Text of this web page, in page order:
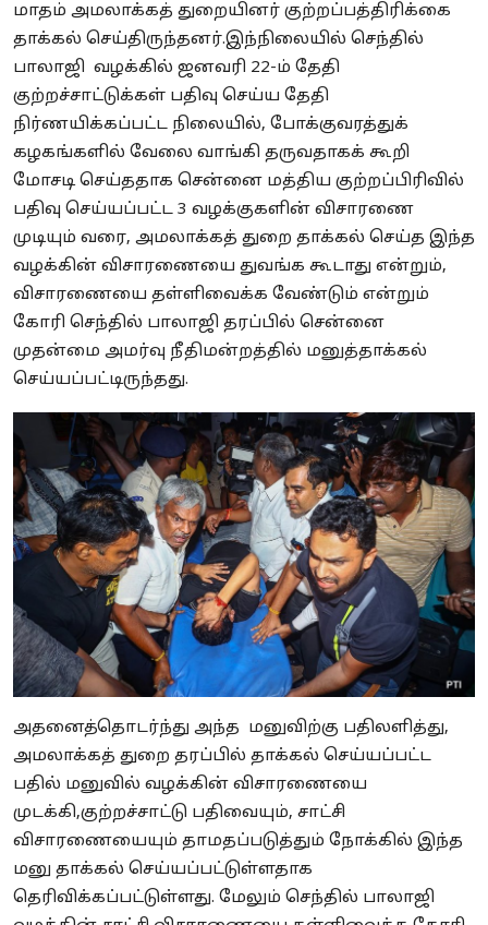
மாதம் அமலாக்கத் துறையினர் குற்றப்பத்திரிக்கை
தாக்கல் செய்திருந்தனர்.இந்நிலையில் செந்தில்
பாலாஜி வழக்கில் ஜனவரி 22-ம் தேதி
குற்றச்சாட்டுக்கள் பதிவு செய்ய தேதி
நிர்ணயிக்கப்பட்ட நிலையில், போக்குவரத்துக்
கழகங்களில் வேலை வாங்கி தருவதாகக் கூறி
மோசடி செய்ததாக சென்னை மத்திய குற்றப்பிரிவில்
பதிவு செய்யப்பட்ட 3 வழக்குகளின் விசாரணை
முடியும் வரை, அமலாக்கத் துறை தாக்கல் செய்த இந்த
வழக்கின் விசாரணையை துவங்க கூடாது என்றும்,
விசாரணையை தள்ளிவைக்க வேண்டும் என்றும்
கோரி செந்தில் பாலாஜி தரப்பில் சென்னை
முதன்மை அமர்வு நீதிமன்றத்தில் மனுத்தாக்கல்
செய்யப்பட்டிருந்தது.
அதனைத்தொடர்ந்து அந்த மனுவிற்கு பதிலளித்து,
அமலாக்கத் துறை தரப்பில் தாக்கல் செய்யப்பட்ட
பதில் மனுவில் வழக்கின் விசாரணையை
முடக்கி,குற்றச்சாட்டு பதிவையும், சாட்சி
விசாரணையையும் தாமதப்படுத்தும் நோக்கில் இந்த
மனு தாக்கல் செய்யப்பட்டுள்ளதாக
தெரிவிக்கப்பட்டுள்ளது. மேலும் செந்தில் பாலாஜி